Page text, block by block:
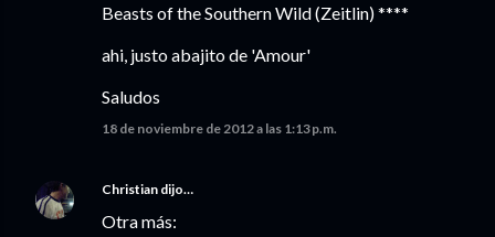
Beasts of the Southern Wild (Zeitlin) ****
ahi, justo abajito de 'Amour'
Saludos
18 de noviembre de 2012 a las 1:13 p.m.
Christian dijo…
Otra más: